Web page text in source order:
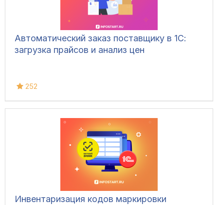
Автоматический заказ поставщику в 1С:
загрузка прайсов и анализ цен
252
Инвентаризация кодов маркировки